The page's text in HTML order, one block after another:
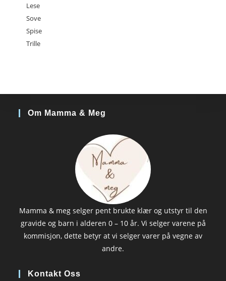
Lese
Sove
Spise
Trille
Om Mamma & Meg
Mamma & meg selger pent brukte klær og utstyr til den
gravide og barn i alderen 0 – 10 år. Vi selger varene på
kommisjon, dette betyr at vi selger varer på vegne av
andre.
Kontakt Oss